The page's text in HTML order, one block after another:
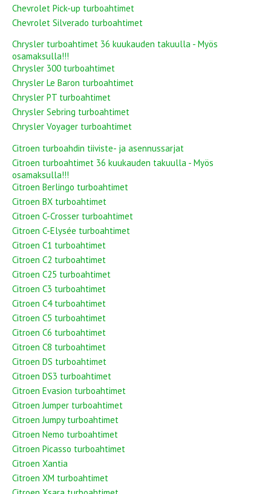
Chevrolet Pick-up turboahtimet
Chevrolet Silverado turboahtimet
Chrysler turboahtimet 36 kuukauden takuulla - Myös
osamaksulla!!!
Chrysler 300 turboahtimet
Chrysler Le Baron turboahtimet
Chrysler PT turboahtimet
Chrysler Sebring turboahtimet
Chrysler Voyager turboahtimet
Citroen turboahdin tiiviste- ja asennussarjat
Citroen turboahtimet 36 kuukauden takuulla - Myös
osamaksulla!!!
Citroen Berlingo turboahtimet
Citroen BX turboahtimet
Citroen C-Crosser turboahtimet
Citroen C-Elysée turboahtimet
Citroen C1 turboahtimet
Citroen C2 turboahtimet
Citroen C25 turboahtimet
Citroen C3 turboahtimet
Citroen C4 turboahtimet
Citroen C5 turboahtimet
Citroen C6 turboahtimet
Citroen C8 turboahtimet
Citroen DS turboahtimet
Citroen DS3 turboahtimet
Citroen Evasion turboahtimet
Citroen Jumper turboahtimet
Citroen Jumpy turboahtimet
Citroen Nemo turboahtimet
Citroen Picasso turboahtimet
Citroen Xantia
Citroen XM turboahtimet